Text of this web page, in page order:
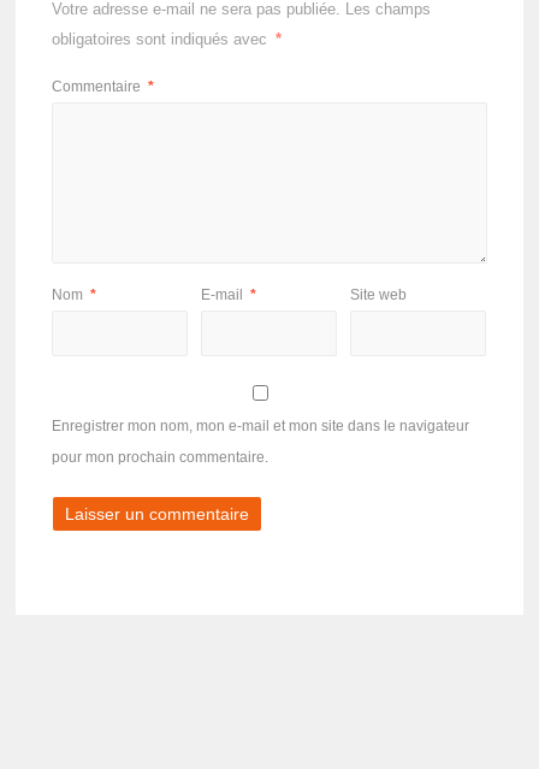
Votre adresse e-mail ne sera pas publiée. Les champs
obligatoires sont indiqués avec
*
Commentaire *
Nom * E-mail * Site web
Enregistrer mon nom, mon e-mail et mon site dans le navigateur
pour mon prochain commentaire.